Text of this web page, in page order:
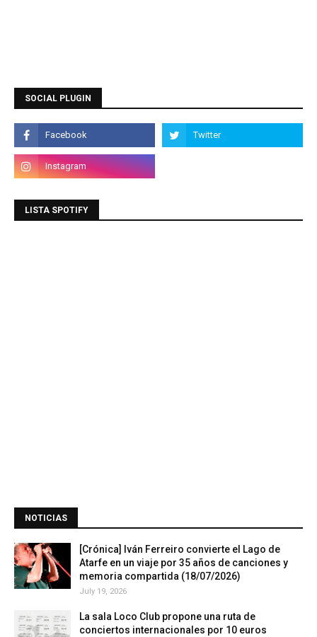
SOCIAL PLUGIN
LISTA SPOTIFY
NOTICIAS
[Crónica] Iván Ferreiro convierte el Lago de
Atarfe en un viaje por 35 años de canciones y
memoria compartida (18/07/2026)
July 19, 2026
La sala Loco Club propone una ruta de
conciertos internacionales por 10 euros